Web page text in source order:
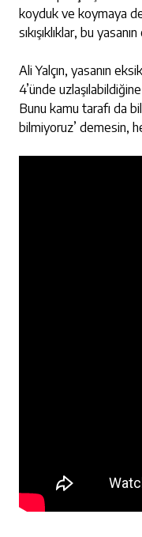
koyduk ve koymaya
sıkışıklıklar, bu
Ali Yalçın, yasanın
4’ünde
Bunu kamu tarafı da
bilmiyoruz’ demesin,